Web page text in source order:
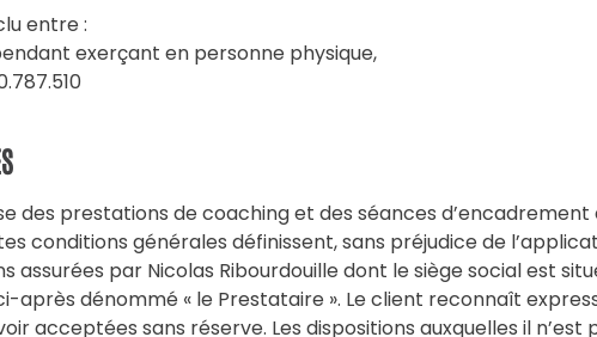
entre :
exerçant en personne physique,
des prestations de coaching et des séances
conditions générales définissent, sans préjudice de
assurées par Nicolas Ribourdouille dont le siège social est
ci-après dénommé « le Prestataire ». Le client reconnaît
acceptées sans réserve. Les dispositions auxquelles il